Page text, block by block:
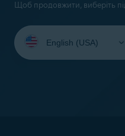
Щоб продовжити, виберіть
your